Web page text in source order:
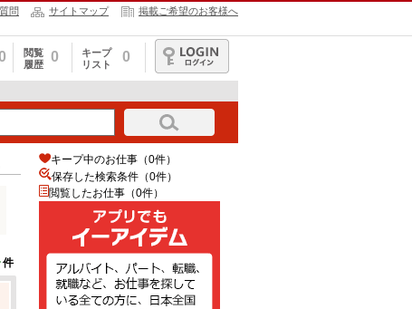
問 サイトマップ 掲載ご希望のお客様へ
閲覧
履歴
0
キープ
リスト
0
ログイン
件
キープ中のお仕事（0件）
保存した検索条件（0件）
閲覧したお仕事（0件）